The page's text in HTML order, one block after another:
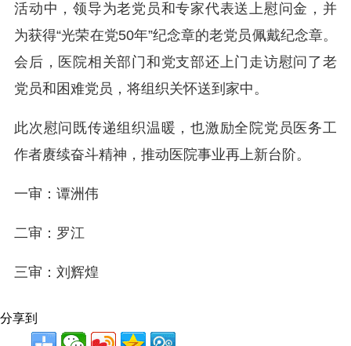
活动中，领导为老党员和专家代表送上慰问金，并
为获得“光荣在党50年”纪念章的老党员佩戴纪念章。
会后，医院相关部门和党支部还上门走访慰问了老
党员和困难党员，将组织关怀送到家中。
此次慰问既传递组织温暖，也激励全院党员医务工
作者赓续奋斗精神，推动医院事业再上新台阶。
一审：谭洲伟
二审：罗江
三审：刘辉煌
分享到